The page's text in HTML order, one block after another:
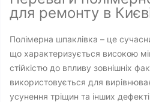
для ремонту в
Полімерна шпаклівка – це
що характеризується високою
стійкістю до впливу зовнішніх
використовується для
усунення тріщин та інших